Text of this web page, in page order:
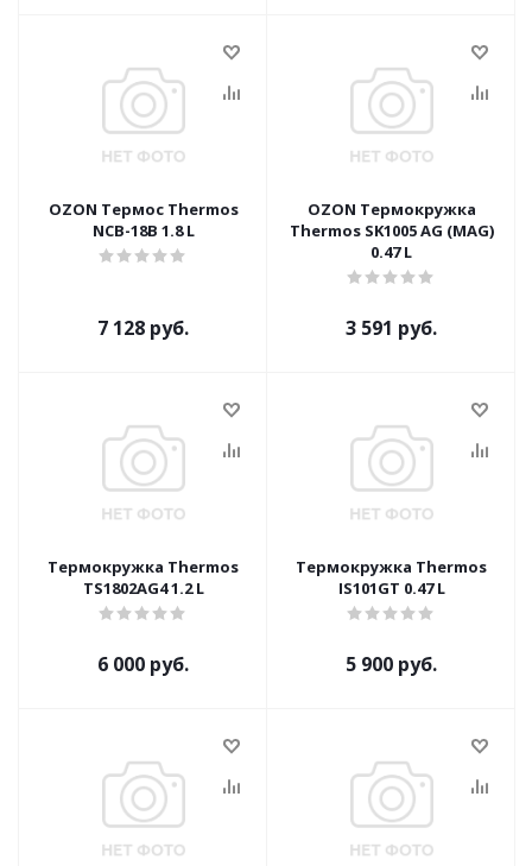
OZON Термос Thermos
NCB-18B 1.8 L
7 128 руб.
OZON Термокружка
Thermos SK1005 AG (MAG)
0.47 L
3 591 руб.
Термокружка Thermos
TS1802AG4 1.2 L
6 000 руб.
Термокружка Thermos
IS101GT 0.47 L
5 900 руб.